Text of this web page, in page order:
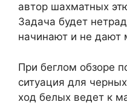
автор шахматных
Задача будет
начинают и не дают
При беглом обзоре
ситуация для
ход белых ведет к